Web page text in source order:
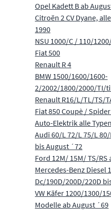
Opel Kadett B ab
Citroën 2 CV Dyane,
1990
NSU 1000/C / 110/
Fiat 500
Renault R 4
BMW 1500/1600/1600-
2/2002/1800/2000/TI/
Renault R16/L/TL/TS/
Fiat 850 Coupè /
Auto-Elektrik alle Typen
Audi 60/L 72/L 75/L
bis August ´72
Ford 12M/ 15M/ TS/RS
Mercedes-Benz Diesel
Dc/190D/200D/220D
VW Käfer 1200/1300/
Modelle ab August ´69